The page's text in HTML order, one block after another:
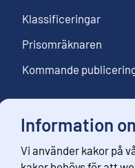
Information
Vi använder kakor på
Klassificeringar
Prisomräknaren
Kommande
Följ oss
Beställ nyhetsbrev